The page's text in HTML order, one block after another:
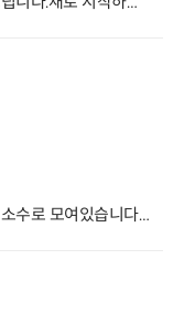
남양동 위치좋은 곳입니다.공부하는 학생들이 소수로 모여있습니다중고 수업 자신 있으신 분 문의주세요 4/4층